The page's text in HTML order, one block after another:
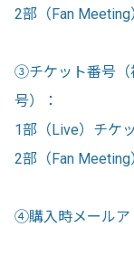
2部（Fan Meeting
③チケット番号（
号）：
1部（Live）チケ
2部（Fan Meeting
④購入時メールア